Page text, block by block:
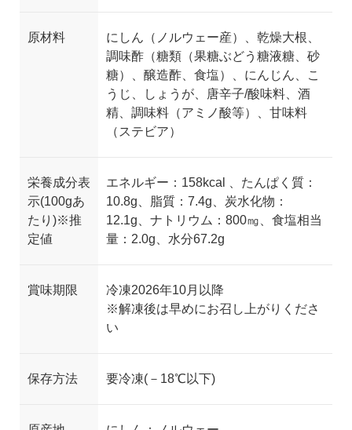
原材料
にしん（ノルウェー産）、乾燥大根、
調味酢（糖類 （果糖ぶどう糖液糖、砂
糖）、醸造酢、食塩）、 にんじん、こ
うじ、しょうが、唐辛子/酸味料、酒
精、調味料（アミノ酸等）、甘味料
（ステ ビア）
栄養成分表
示(100gあ
たり)※推
定値
エネルギー： 158kcal 、 たんぱく質：
10.8g、 脂質 ： 7.4g、 炭水化物 ：
12.1g、 ナトリウム ： 800㎎ 、食塩相当
量：2.0g
水分67.2g
賞味期限 冷凍2026年10月以降
※解凍後は早めにお召し上がりくださ
い
保存方法 要冷凍(－18℃以下)